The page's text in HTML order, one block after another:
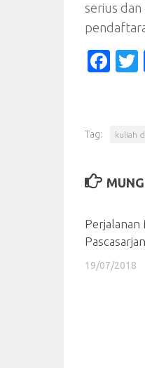
serius
Tag: kuliah
Perjalanan
19/07/2018